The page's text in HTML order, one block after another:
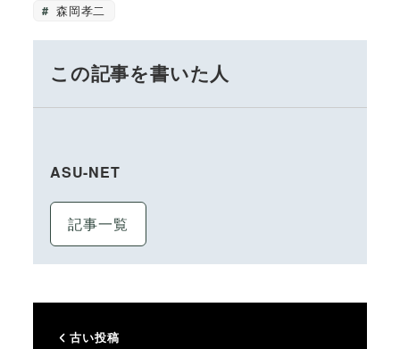
森岡孝二
この記事を書いた人
ASU-NET
記事一覧
古い投稿